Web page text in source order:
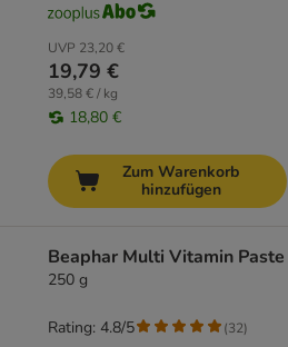
UVP 23,20 €
19,79 €
39,58 € / kg
18,80 €
Zum Warenkorb
hinzufügen
Beaphar Multi Vitamin Paste
250 g
Rating: 4.8/5 (32)